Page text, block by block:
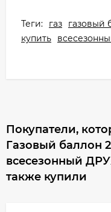
Теги: газ газовый
купить
Покупатели,
Газовый баллон
всесезонный
также купили